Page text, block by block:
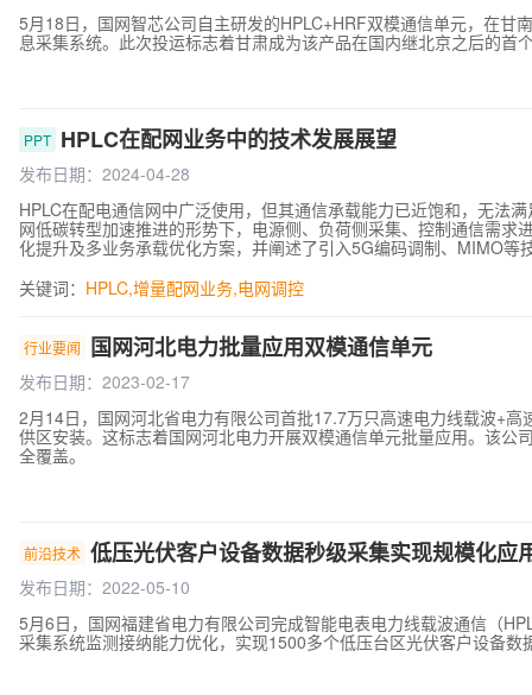
5月18日，国网智芯公司自主研发的HPLC+HRF双模通信单元，在
息采集系统。此次投运标志着甘肃成为该产品在国内继北京之后的
PPT HPLC在配网业务中的技术发展展望
发布日期：2024-04-28
HPLC在配电通信网中广泛使用，但其通信承载能力已近饱和，无法
网低碳转型加速推进的形势下，电源侧、负荷侧采集、控制通信需
化提升及多业务承载优化方案，并阐述了引入5G编码调制、MIMO
关键词： HPLC,增量配网业务,电网调控
行业要闻 国网河北电力批量应用双模通信单元
发布日期：2023-02-17
2月14日，国网河北省电力有限公司首批17.7万只高速电力线载波+
供区安装。这标志着国网河北电力开展双模通信单元批量应用。该
全覆盖。
前沿技术 低压光伏客户设备数据秒级采集实现规模化应
发布日期：2022-05-10
5月6日，国网福建省电力有限公司完成智能电表电力线载波通信（
采集系统监测接纳能力优化，实现1500多个低压台区光伏客户设备数